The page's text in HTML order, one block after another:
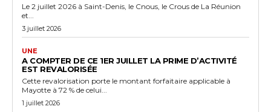
Le 2 juillet 2026 à Saint-Denis, le Cnous, le Crous de La Réunion
et...
3 juillet 2026
UNE
A COMPTER DE CE 1ER JUILLET LA PRIME D’ACTIVITÉ
EST REVALORISÉE
Cette revalorisation porte le montant forfaitaire applicable à
Mayotte à 72 % de celui...
1 juillet 2026